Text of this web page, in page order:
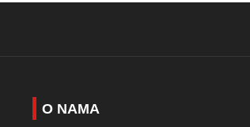
O NAMA